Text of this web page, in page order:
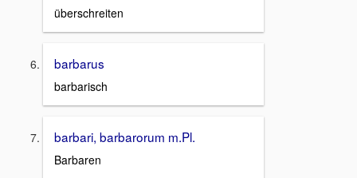
überschreiten
barbarus
barbarisch
barbari, barbarorum m.Pl.
Barbaren